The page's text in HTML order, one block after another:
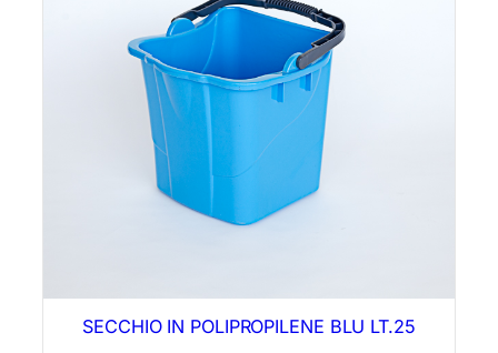
SECCHIO IN POLIPROPILENE BLU LT.25